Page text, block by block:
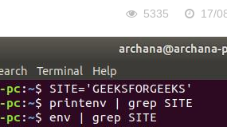
5335 17/